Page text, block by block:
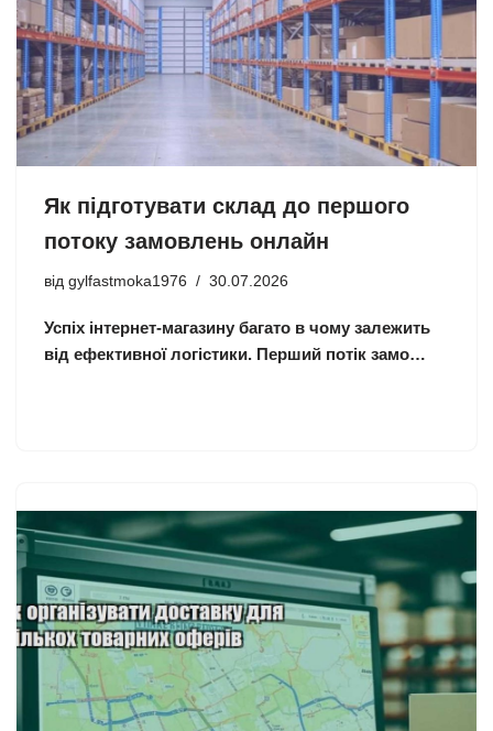
Як підготувати склад до першого
потоку замовлень онлайн
від gylfastmoka1976 30.07.2026
Успіх інтернет-магазину багато в чому залежить
від ефективної логістики. Перший потік замо…